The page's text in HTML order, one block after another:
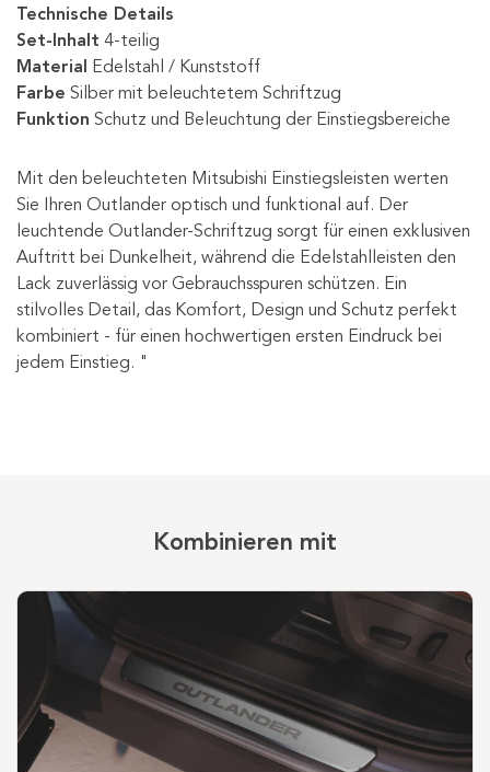
Technische Details
Set-Inhalt 4-teilig
Material
Edelstahl / Kunststoff
Farbe Silber mit beleuchtetem Schriftzug
Funktion Schutz und Beleuchtung der Einstiegsbereiche
Mit den beleuchteten Mitsubishi Einstiegsleisten werten
Sie Ihren Outlander optisch und funktional auf. Der
leuchtende Outlander-Schriftzug sorgt für einen exklusiven
Auftritt bei Dunkelheit, während die Edelstahlleisten den
Lack zuverlässig vor Gebrauchsspuren schützen. Ein
stilvolles Detail, das Komfort, Design und Schutz perfekt
kombiniert - für einen hochwertigen ersten Eindruck bei
jedem Einstieg. "
Kombinieren mit